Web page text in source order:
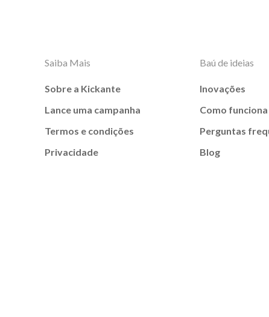
Saiba Mais
Sobre a Kickante
Lance uma campanha
Termos e condições
Privacidade
Baú de ideias
Inovações
Como funciona
Perguntas
Blog